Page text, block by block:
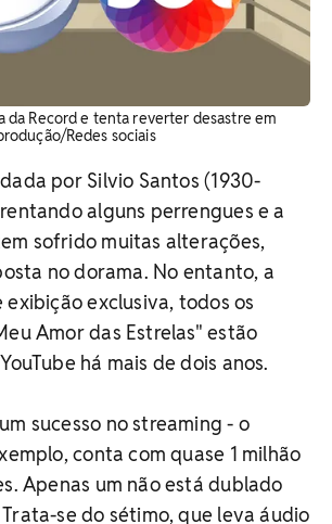
da Record e tenta reverter desastre em
Redes sociais
por Silvio Santos (1930-
alguns perrengues e a
sofrido muitas alterações,
no dorama. No entanto, a
exclusiva, todos os
Amor das Estrelas" estão
há mais de dois anos.
sucesso no streaming - o
conta com quase 1 milhão
Apenas um não está dublado
se do sétimo, que leva áudio